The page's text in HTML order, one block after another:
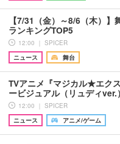
【7/31（金）～8/6（木）
ランキングTOP5
12:00 ｜ SPICER
ニュース
舞台
TVアニメ『マジカル★エク
ービジュアル（リュディver.
12:00 ｜ SPICER
ニュース
アニメ/ゲーム